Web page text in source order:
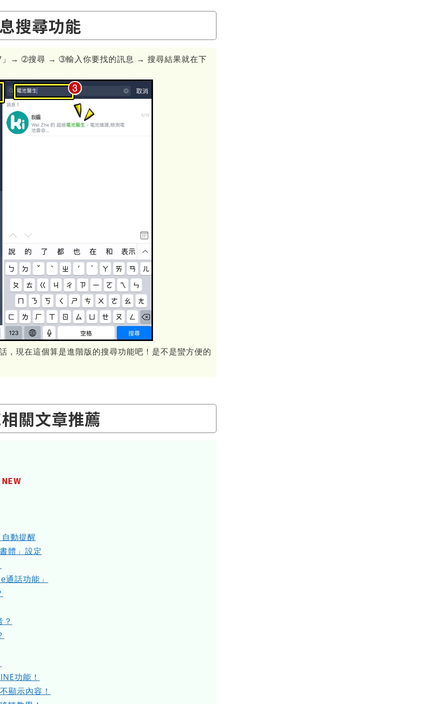
搜尋功能
→ ➁搜尋 → ➂輸入你要找的訊息 → 搜尋結果就在下
，現在這個算是進階版的搜尋功能吧！是不是蠻方便的
關文章推薦
動提醒
體」設定
話功能」
功能！
顯示內容！